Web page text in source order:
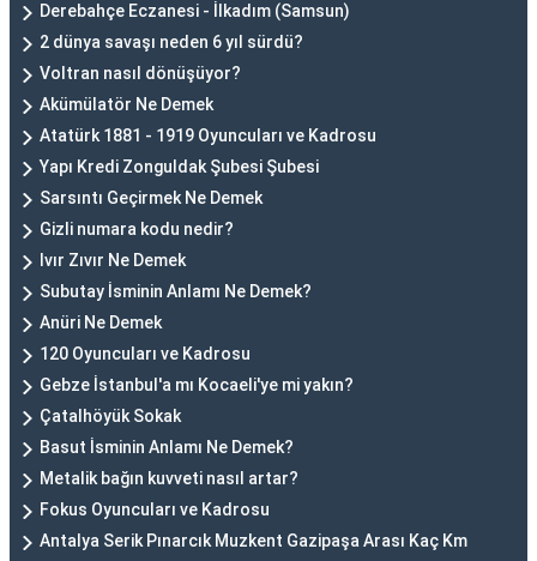
Derebahçe Eczanesi - İlkadım (Samsun)
2 dünya savaşı neden 6 yıl sürdü?
Voltran nasıl dönüşüyor?
Akümülatör Ne Demek
Atatürk 1881 - 1919 Oyuncuları ve Kadrosu
Yapı Kredi Zonguldak Şubesi Şubesi
Sarsıntı Geçirmek Ne Demek
Gizli numara kodu nedir?
Ivır Zıvır Ne Demek
Subutay İsminin Anlamı Ne Demek?
Anüri Ne Demek
120 Oyuncuları ve Kadrosu
Gebze İstanbul'a mı Kocaeli'ye mi yakın?
Çatalhöyük Sokak
Basut İsminin Anlamı Ne Demek?
Metalik bağın kuvveti nasıl artar?
Fokus Oyuncuları ve Kadrosu
Antalya Serik Pınarcık Muzkent Gazipaşa Arası Kaç Km